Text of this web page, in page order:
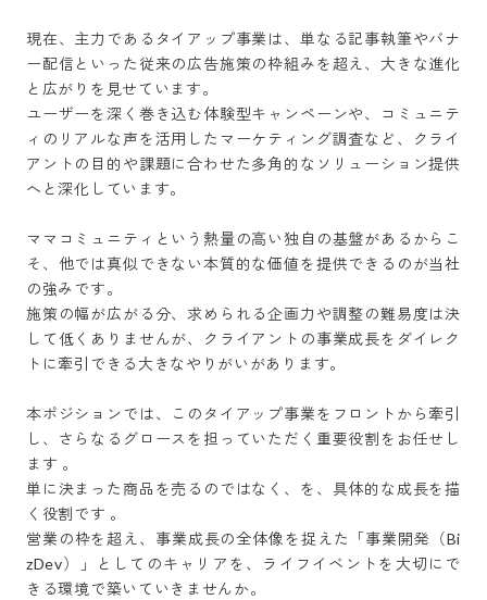
現在、主力であるタイアップ事業は、単なる記事執筆やバナ
ー配信といった従来の広告施策の枠組みを超え、大きな進化
と広がりを見せています。
ユーザーを深く巻き込む体験型キャンペーンや、コミュニテ
ィのリアルな声を活用したマーケティング調査など、クライ
アントの目的や課題に合わせた多角的なソリューション提供
へと深化しています。
ママコミュニティという熱量の高い独自の基盤があるからこ
そ、他では真似できない本質的な価値を提供できるのが当社
の強みです。
施策の幅が広がる分、求められる企画力や調整の難易度は決
して低くありませんが、クライアントの事業成長をダイレク
トに牽引できる大きなやりがいがあります。
本ポジションでは、このタイアップ事業をフロントから牽引
し、さらなるグロースを担っていただく重要役割をお任せし
ます 。
単に決まった商品を売るのではなく、を、具体的な成長を描
く役割です 。
営業の枠を超え、事業成長の全体像を捉えた「事業開発（Bi
zDev）」としてのキャリアを、ライフイベントを大切にで
きる環境で築いていきませんか。